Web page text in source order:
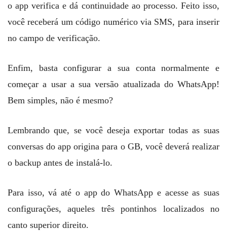
o app verifica e dá continuidade ao processo. Feito isso,
você receberá um código numérico via SMS, para inserir
no campo de verificação.
Enfim, basta configurar a sua conta normalmente e
começar a usar a sua versão atualizada do WhatsApp!
Bem simples, não é mesmo?
Lembrando que, se você deseja exportar todas as suas
conversas do app origina para o GB, você deverá realizar
o backup antes de instalá-lo.
Para isso, vá até o app do WhatsApp e acesse as suas
configurações, aqueles três pontinhos localizados no
canto superior direito.